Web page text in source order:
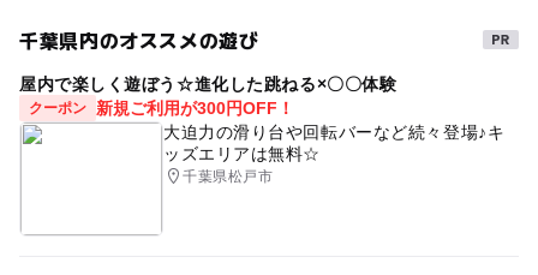
千葉県内のオススメの遊び
屋内で楽しく遊ぼう☆進化した跳ねる×〇〇体験
クーポン
新規ご利用が300円OFF！
大迫力の滑り台や回転バーなど続々登場♪キ
ッズエリアは無料☆
千葉県松戸市